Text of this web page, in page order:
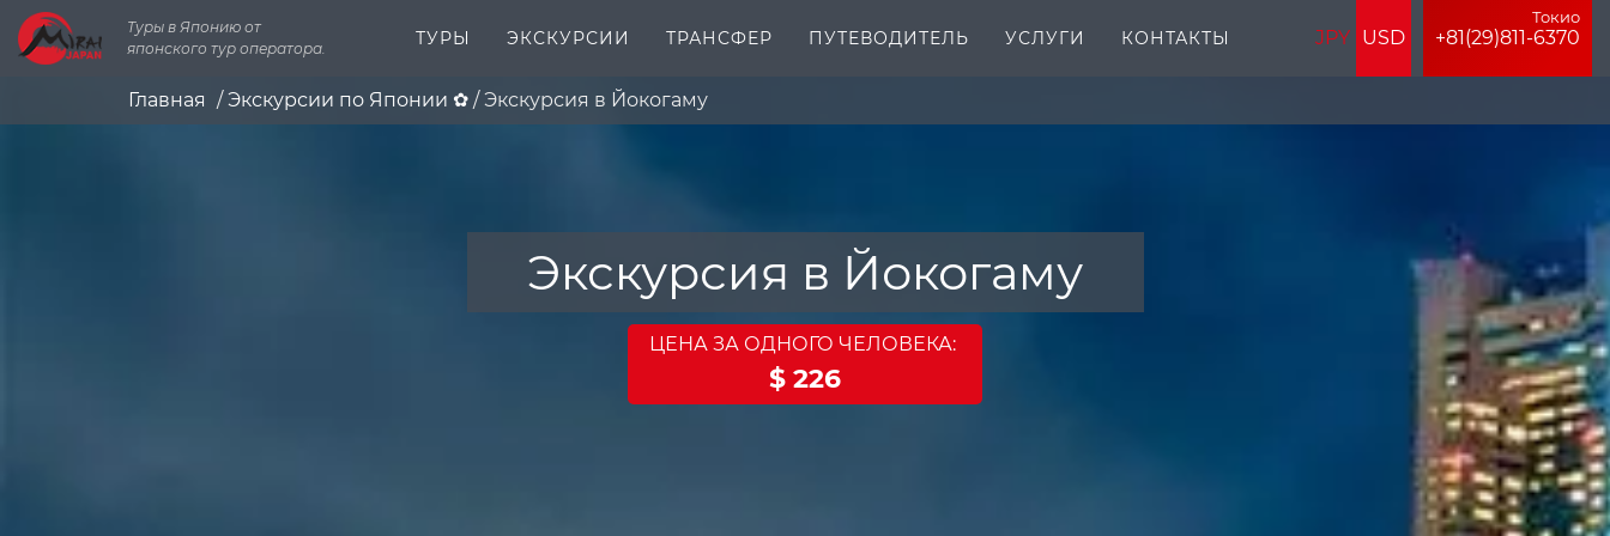
Туры в Японию от
японского тур оператора.
ТУРЫ ЭКСКУРСИИ ТРАНСФЕР ПУТЕВОДИТЕЛЬ УСЛУГИ КОНТАКТЫ JPY USD
Токио
+81(29)811-6370
Главная / Экскурсии по Японии ✿ / Экскурсия в Йокогаму
Экскурсия в Йокогаму
ЦЕНА ЗА ОДНОГО ЧЕЛОВЕКА:
$ 226